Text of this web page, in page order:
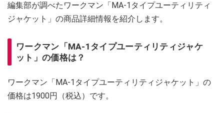
編集部が調べたワークマン「MA-1タイプユーティリティ
ジャケット」の商品詳細情報を紹介します。
ワークマン「MA-1タイプユーティリティジャケ
ット」の価格は？
ワークマン「MA-1タイプユーティリティジャケット」の
価格は1900円（税込）です。